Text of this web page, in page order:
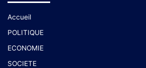
Accueil
POLITIQUE
ECONOMIE
SOCIETE